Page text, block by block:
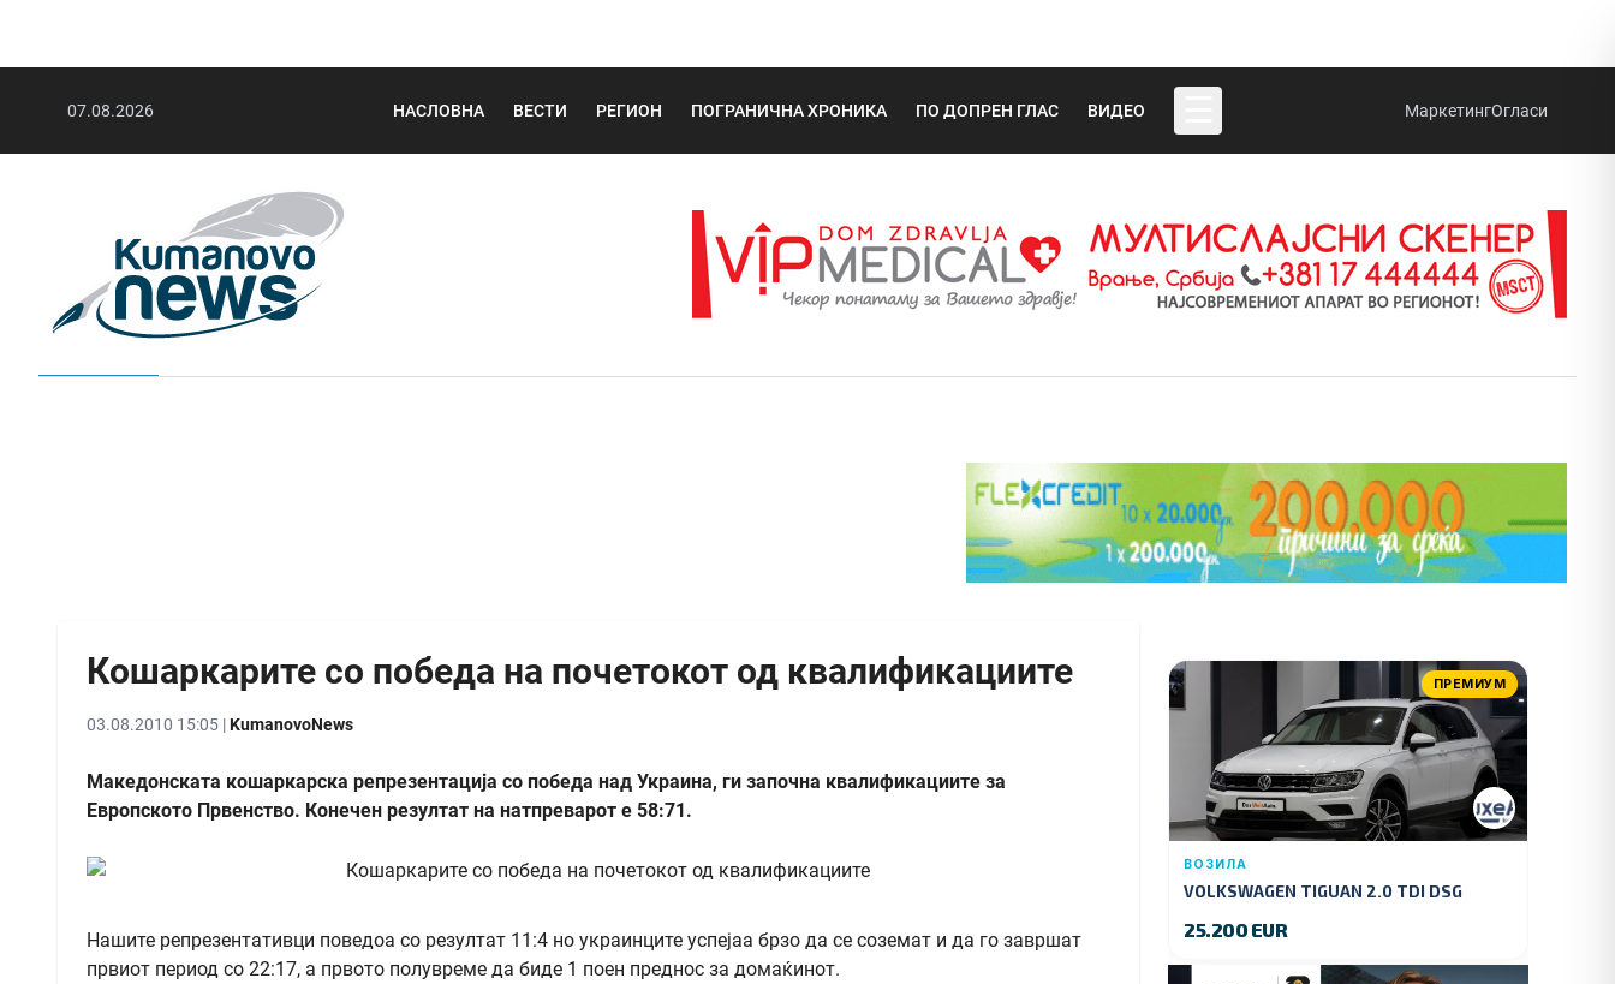
07.08.2026 НАСЛОВНА ВЕСТИ РЕГИОН ПОГРАНИЧНА ХРОНИКА ПО ДОПРЕН ГЛАС ВИДЕО МаркетингОгласи
Кошаркарите со победа на почетокот од квалификациите
03.08.2010 15:05 |KumanovoNews
Македонската кошаркарска репрезентација со победа над Украина, ги започна квалификациите за
Европското Првенство. Конечен резултат на натпреварот е 58:71.
Нашите репрезентативци поведоа со резултат 11:4 но украинците успејаа брзо да се соземат и да го завршат
првиот период со 22:17, а првото полувреме да биде 1 поен преднос за домаќинот.
ПРЕМИУМ
ВОЗИЛА
VOLKSWAGEN TIGUAN 2.0 TDI DSG
25.200 EUR